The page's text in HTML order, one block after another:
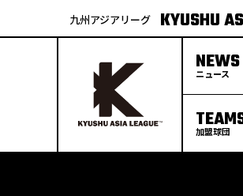
九州アジアリーグ KYUSHU
NEWS
ニュース
加盟球団